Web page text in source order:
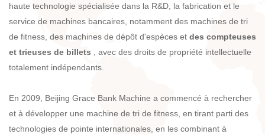
haute technologie spécialisée dans la R&D, la fabrication et le
service de machines bancaires, notamment des machines de tri
de fitness, des machines de dépôt d'espèces et des compteuses
et trieuses de billets , avec des droits de propriété intellectuelle
totalement indépendants.
En 2009, Beijing Grace Bank Machine a commencé à rechercher
et à développer une machine de tri de fitness, en tirant parti des
technologies de pointe internationales, en les combinant à